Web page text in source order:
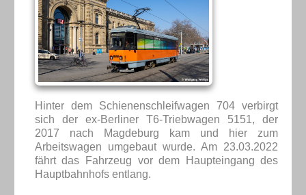
Hinter dem Schienenschleifwagen 704 verbirgt
sich der ex-Berliner T6-Triebwagen 5151, der
2017 nach Magdeburg kam und hier zum
Arbeitswagen umgebaut wurde. Am 23.03.2022
fährt das Fahrzeug vor dem Haupteingang des
Hauptbahnhofs entlang.